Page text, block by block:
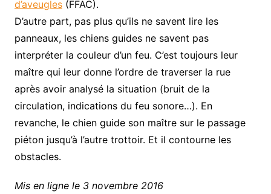
d’aveugles(FFAC).
D’autre part, pas plus qu’ils ne savent lire les
panneaux, les chiens guides ne savent pas
interpréter la couleur d’un feu. C’est toujours leur
maître qui leur donne l’ordre de traverser la rue
après avoir analysé la situation (bruit de la
circulation, indications du feu sonore…). En
revanche, le chien guide son maître sur le passage
piéton jusqu’à l’autre trottoir. Et il contourne les
obstacles.
Mis en ligne le 3 novembre 2016